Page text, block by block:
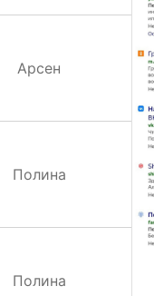
Арсен
Полина
Полина